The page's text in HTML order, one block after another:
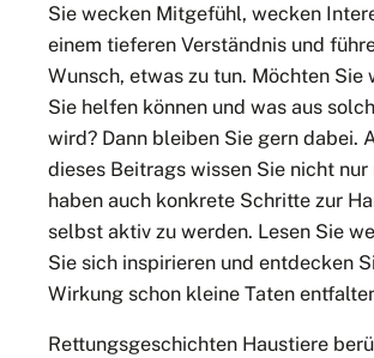
Sie wecken Mitgefühl, wecken
einem tieferen Verständnis und
Wunsch, etwas zu tun. Möchten Sie
Sie helfen können und was aus
wird? Dann bleiben Sie gern dabei.
dieses Beitrags wissen Sie nicht nur
haben auch konkrete Schritte zur
selbst aktiv zu werden. Lesen Sie
Sie sich inspirieren und entdecken
Wirkung schon kleine Taten
Rettungsgeschichten Haustiere